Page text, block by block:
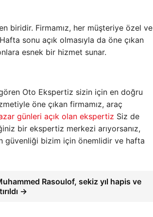
biridir. Firmamız, her müşteriye özel ve
sonu açık olmasıyla da öne çıkan
esnek bir hizmet sunar.
Oto Ekspertiz sizin için en doğru
öne çıkan firmamız, araç
günleri açık olan ekspertiz Siz de
bir ekspertiz merkezi arıyorsanız,
güvenliği bizim için önemlidir ve hafta
Rasoulof, sekiz yıl hapis ve
→